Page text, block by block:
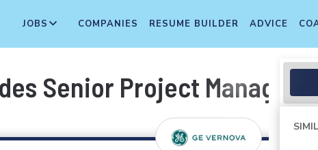
JOBS COMPANIES RESUME BUILDER ADVICE
Senior Project Manager